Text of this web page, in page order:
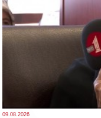
09.08.2026